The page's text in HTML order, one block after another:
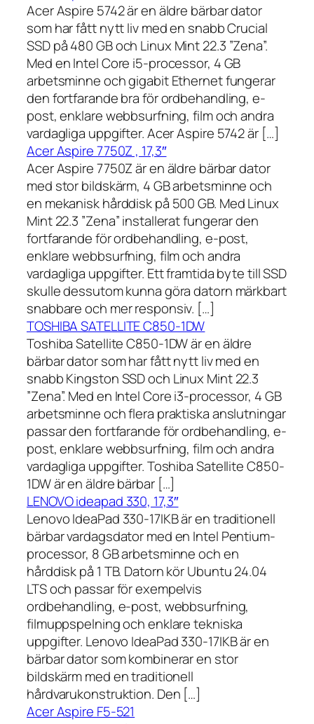
Acer Aspire 5742 är en äldre bärbar dator
som har fått nytt liv med en snabb Crucial
SSD på 480 GB och Linux Mint 22.3 ”Zena”.
Med en Intel Core i5-processor, 4 GB
arbetsminne och gigabit Ethernet fungerar
den fortfarande bra för ordbehandling, e-
post, enklare webbsurfning, film och andra
vardagliga uppgifter. Acer Aspire 5742 är […]
Acer Aspire 7750Z , 17,3″
Acer Aspire 7750Z är en äldre bärbar dator
med stor bildskärm, 4 GB arbetsminne och
en mekanisk hårddisk på 500 GB. Med Linux
Mint 22.3 ”Zena” installerat fungerar den
fortfarande för ordbehandling, e-post,
enklare webbsurfning, film och andra
vardagliga uppgifter. Ett framtida byte till SSD
skulle dessutom kunna göra datorn märkbart
snabbare och mer responsiv. […]
TOSHIBA SATELLITE C850-1DW
Toshiba Satellite C850-1DW är en äldre
bärbar dator som har fått nytt liv med en
snabb Kingston SSD och Linux Mint 22.3
”Zena”. Med en Intel Core i3-processor, 4 GB
arbetsminne och flera praktiska anslutningar
passar den fortfarande för ordbehandling, e-
post, enklare webbsurfning, film och andra
vardagliga uppgifter. Toshiba Satellite C850-
1DW är en äldre bärbar […]
LENOVO ideapad 330, 17,3″
Lenovo IdeaPad 330-17IKB är en traditionell
bärbar vardagsdator med en Intel Pentium-
processor, 8 GB arbetsminne och en
hårddisk på 1 TB. Datorn kör Ubuntu 24.04
LTS och passar för exempelvis
ordbehandling, e-post, webbsurfning,
filmuppspelning och enklare tekniska
uppgifter. Lenovo IdeaPad 330-17IKB är en
bärbar dator som kombinerar en stor
bildskärm med en traditionell
hårdvarukonstruktion. Den […]
Acer Aspire F5-521